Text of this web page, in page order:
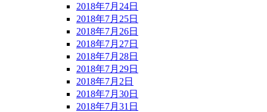
2018年7月24日
2018年7月25日
2018年7月26日
2018年7月27日
2018年7月28日
2018年7月29日
2018年7月2日
2018年7月30日
2018年7月31日